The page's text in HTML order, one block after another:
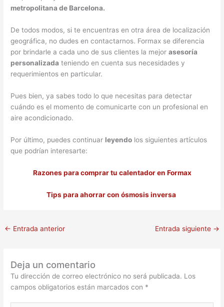
metropolitana de Barcelona.
De todos modos, si te encuentras en otra área de localización
geográfica, no dudes en contactarnos. Formax se diferencia
por brindarle a cada uno de sus clientes la mejorasesoría
personalizada teniendo en cuenta sus necesidades y
requerimientos en particular.
Pues bien, ya sabes todo lo que necesitas para detectar
cuándo es el momento de comunicarte con un profesional en
aire acondicionado.
Por último, puedes continuar leyendo los siguientes artículos
que podrían interesarte:
Razones para comprar tu calentador en Formax
Tips para ahorrar con ósmosis inversa
← Entrada anterior Entrada siguiente →
Deja un comentario
Tu dirección de correo electrónico no será publicada. Los
campos obligatorios están marcados con *